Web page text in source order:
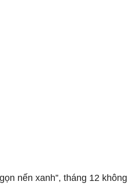
nến xanh”, tháng 12 không